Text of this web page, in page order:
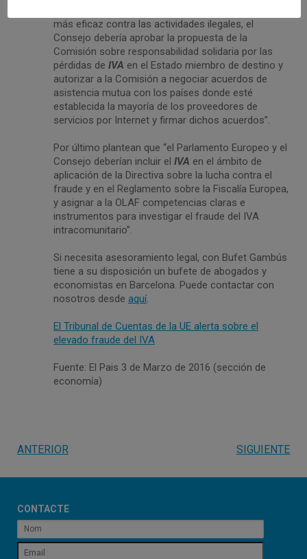
más eficaz contra las actividades ilegales, el
Consejo debería aprobar la propuesta de la
Comisión sobre responsabilidad solidaria por las
pérdidas de IVA en el Estado miembro de destino y
autorizar a la Comisión a negociar acuerdos de
asistencia mutua con los países donde esté
establecida la mayoría de los proveedores de
servicios por Internet y firmar dichos acuerdos”.
Por último plantean que “el Parlamento Europeo y el
Consejo deberían incluir el IVA en el ámbito de
aplicación de la Directiva sobre la lucha contra el
fraude y en el Reglamento sobre la Fiscalía Europea,
y asignar a la OLAF competencias claras e
instrumentos para investigar el fraude del IVA
intracomunitario”.
Si necesita asesoramiento legal, con Bufet Gambús
tiene a su disposición un bufete de abogados y
economistas en Barcelona. Puede contactar con
nosotros desde aquí.
El Tribunal de Cuentas de la UE alerta sobre el
elevado fraude del IVA
Fuente: El Pais 3 de Marzo de 2016 (sección de
economía)
ANTERIOR SIGUIENTE
CONTACTE